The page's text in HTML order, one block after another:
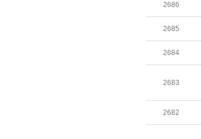
2686
2685
2684
2683
2682